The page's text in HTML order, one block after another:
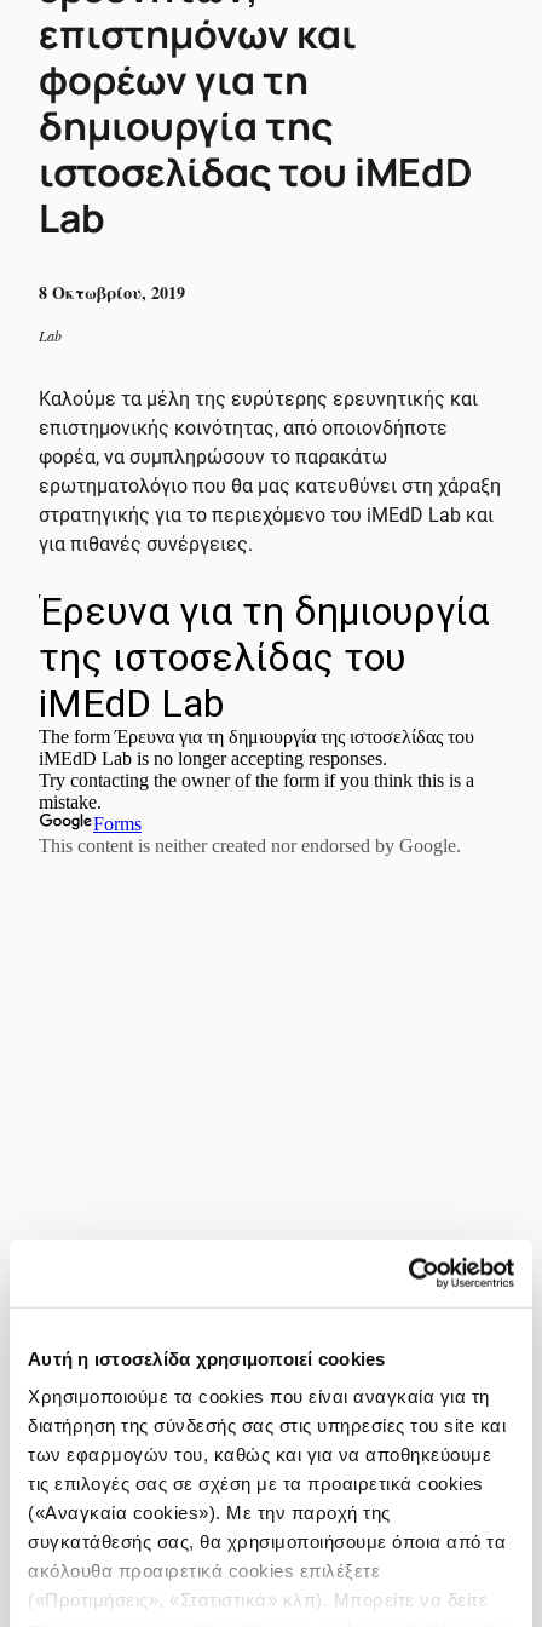
Αυτή η ιστοσελίδα χρησιμοποιεί cookies
Χρησιμοποιούμε τα cookies που είναι αναγκαία για τη
διατήρηση της σύνδεσής σας στις υπηρεσίες του site και
των εφαρμογών του, καθώς και για να αποθηκεύουμε
τις επιλογές σας σε σχέση με τα προαιρετικά cookies
(«Αναγκαία cookies»). Με την παροχή της
συγκατάθεσής σας, θα χρησιμοποιήσουμε όποια από τα
ακόλουθα προαιρετικά cookies επιλέξετε
(«Προτιμήσεις», «Στατιστικά» κλπ). Μπορείτε να δείτε
επιστημόνων και
φορέων για τη
δημιουργία της
ιστοσελίδας του iMEdD
Lab
8 Οκτωβρίου, 2019
Lab
Καλούμε τα μέλη της ευρύτερης ερευνητικής και
επιστημονικής κοινότητας, από οποιονδήποτε
φορέα, να συμπληρώσουν το παρακάτω
ερωτηματολόγιο που θα μας κατευθύνει στη χάραξη
στρατηγικής για το περιεχόμενο του iMEdD Lab και
για πιθανές συνέργειες.